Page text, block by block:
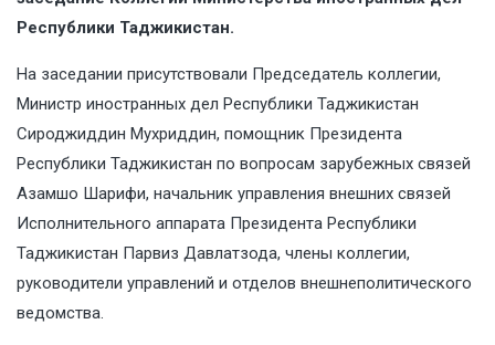
Республики Таджикистан.
На заседании присутствовали Председатель коллегии,
Министр иностранных дел Республики Таджикистан
Сироджиддин Мухриддин, помощник Президента
Республики Таджикистан по вопросам зарубежных связей
Азамшо Шарифи, начальник управления внешних связей
Исполнительного аппарата Президента Республики
Таджикистан Парвиз Давлатзода, члены коллегии,
руководители управлений и отделов внешнеполитического
ведомства.